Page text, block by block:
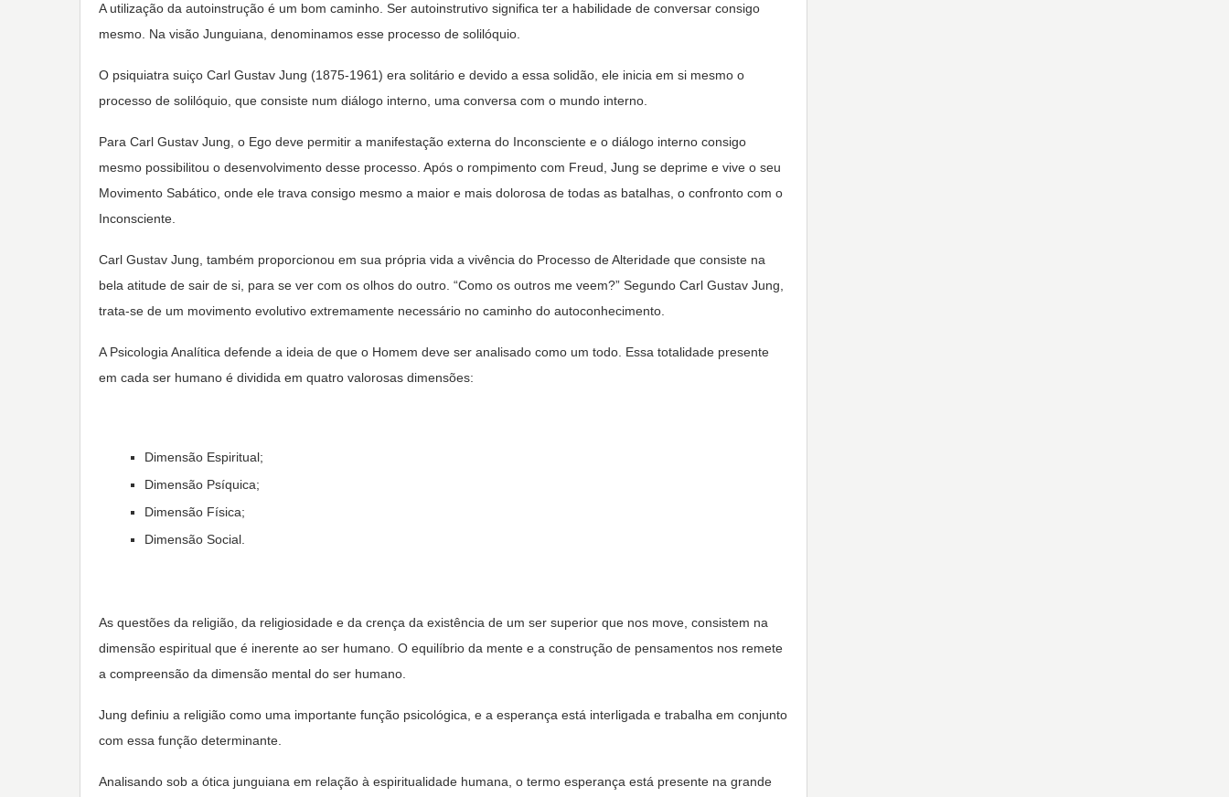
A utilização da autoinstrução é um bom caminho. Ser autoinstrutivo significa ter a habilidade de conversar consigo
mesmo. Na visão Junguiana, denominamos esse processo de solilóquio.
O psiquiatra suiço Carl Gustav Jung (1875-1961) era solitário e devido a essa solidão, ele inicia em si mesmo o
processo de solilóquio, que consiste num diálogo interno, uma conversa com o mundo interno.
Para Carl Gustav Jung, o Ego deve permitir a manifestação externa do Inconsciente e o diálogo interno consigo
mesmo possibilitou o desenvolvimento desse processo. Após o rompimento com Freud, Jung se deprime e vive o seu
Movimento Sabático, onde ele trava consigo mesmo a maior e mais dolorosa de todas as batalhas, o confronto com o
Inconsciente.
Carl Gustav Jung, também proporcionou em sua própria vida a vivência do Processo de Alteridade que consiste na
bela atitude de sair de si, para se ver com os olhos do outro. “Como os outros me veem?” Segundo Carl Gustav Jung,
trata-se de um movimento evolutivo extremamente necessário no caminho do autoconhecimento.
A Psicologia Analítica defende a ideia de que o Homem deve ser analisado como um todo. Essa totalidade presente
em cada ser humano é dividida em quatro valorosas dimensões:
Dimensão Espiritual;
Dimensão Psíquica;
Dimensão Física;
Dimensão Social.
As questões da religião, da religiosidade e da crença da existência de um ser superior que nos move, consistem na
dimensão espiritual que é inerente ao ser humano. O equilíbrio da mente e a construção de pensamentos nos remete
a compreensão da dimensão mental do ser humano.
Jung definiu a religião como uma importante função psicológica, e a esperança está interligada e trabalha em conjunto
com essa função determinante.
Analisando sob a ótica junguiana em relação à espiritualidade humana, o termo esperança está presente na grande